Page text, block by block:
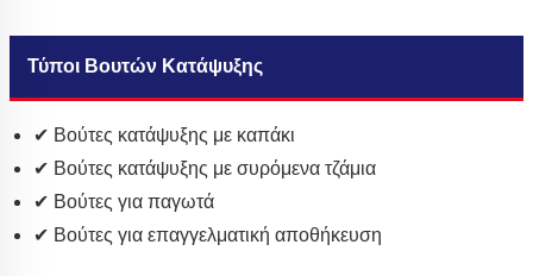
Τύποι Βουτών Κατάψυξης
✔ Βούτες κατάψυξης με καπάκι
✔ Βούτες κατάψυξης με συρόμενα τζάμια
✔ Βούτες για παγωτά
✔ Βούτες για επαγγελματική αποθήκευση